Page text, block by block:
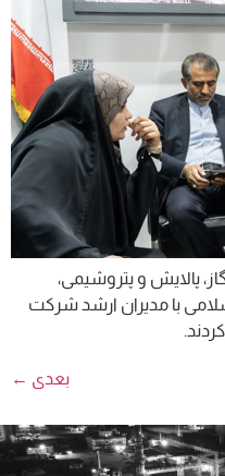
پالایش و پتروشیمی،
با مدیران ارشد شرکت
بعدی ←